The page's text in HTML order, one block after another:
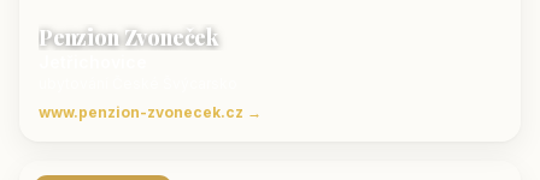
Penzion Zvoneček
www.penzion-zvonecek.cz →